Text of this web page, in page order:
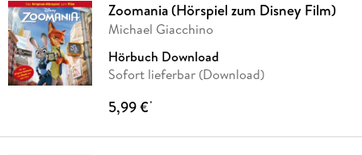
Zoomania (Hörspiel zum Disney Film)
Michael Giacchino
Hörbuch Download
Sofort lieferbar (Download)
5,99 €*